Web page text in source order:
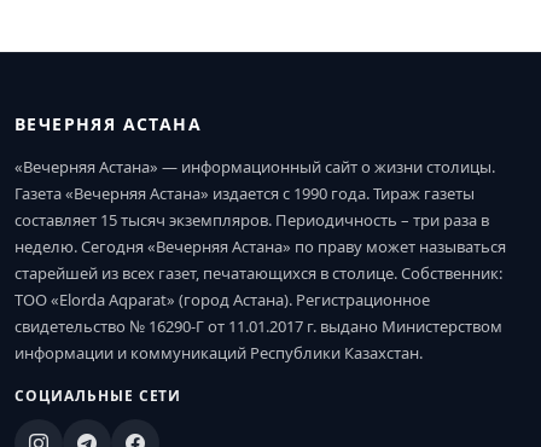
ВЕЧЕРНЯЯ АСТАНА
«Вечерняя Астана» — информационный сайт о жизни столицы.
Газета «Вечерняя Астана» издается с 1990 года. Тираж газеты
составляет 15 тысяч экземпляров. Периодичность – три раза в
неделю. Сегодня «Вечерняя Астана» по праву может называться
старейшей из всех газет, печатающихся в столице. Собственник:
ТОО «Elorda Aqparat» (город Астана). Регистрационное
свидетельство № 16290-Г от 11.01.2017 г. выдано Министерством
информации и коммуникаций Республики Казахстан.
СОЦИАЛЬНЫЕ СЕТИ